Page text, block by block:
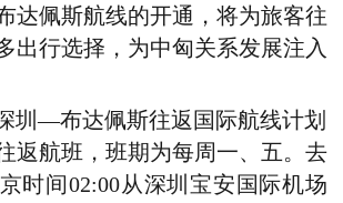
达佩斯航线的开通，将为旅客往
出行选择， 为中匈关系发展注入
圳—布达佩斯往返国际航线计划
返航班，班期为每周一、五。去
时间02:00从深圳宝安国际机场